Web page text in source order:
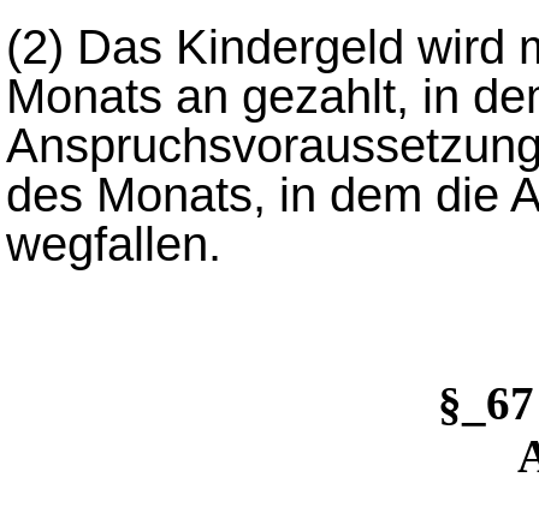
(2) Das Kindergeld wird
Monats an gezahlt, in
des Monats, in dem die
wegfallen.